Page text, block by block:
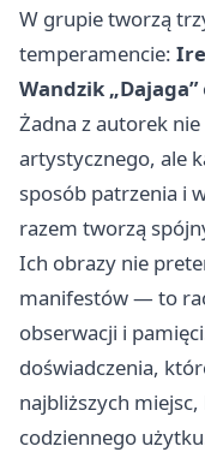
W grupie tworzą
temperamencie:
Wandzik „Dajaga”
Żadna z autorek
artystycznego, ale
sposób patrzenia i
razem tworzą
Ich obrazy nie
manifestów — to
obserwacji i
doświadczenia,
najbliższych
codziennego